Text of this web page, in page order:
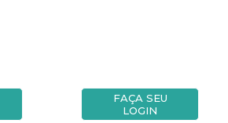
FAÇA SEU
LOGIN